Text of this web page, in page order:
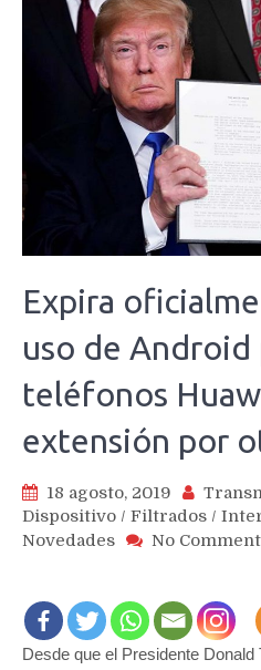
Expira
uso de Android
teléfonos
extensión por
18 agosto, 2019
Dispositivo / Filtrados /
Novedades
No Comment
Desde que el Presidente